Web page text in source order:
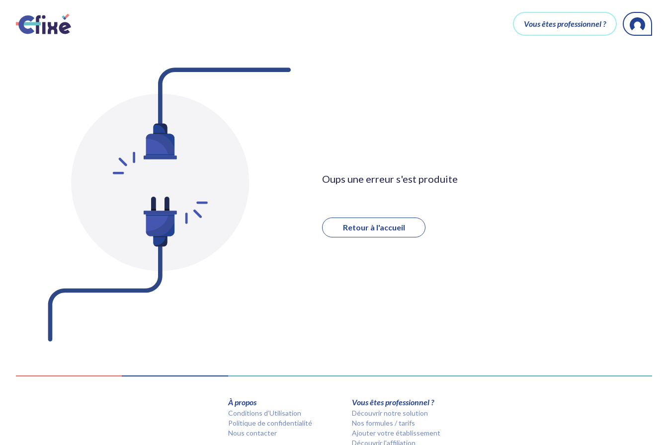
Vous êtes professionnel ?
Oups une erreur s'est produite
Retour à l'accueil
À propos
Conditions d’Utilisation
Politique de confidentialité
Nous contacter
Vous êtes professionnel ?
Découvrir notre solution
Nos formules / tarifs
Ajouter votre établissement
Découvrir l'affiliation